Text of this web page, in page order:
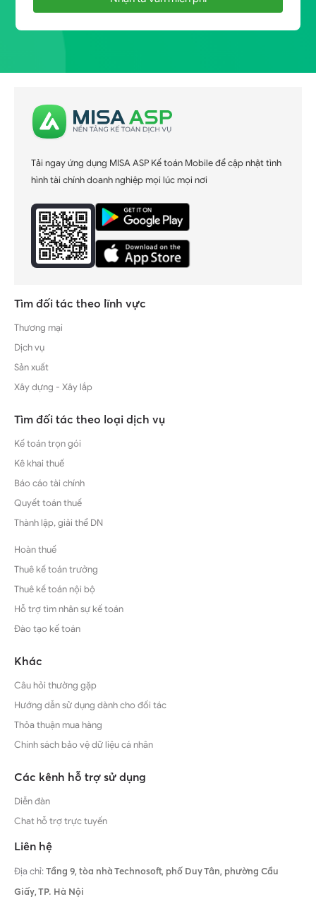
Tải ngay ứng dụng MISA ASP Kế toán Mobile để cập nhật tình
hình tài chính doanh nghiệp mọi lúc mọi nơi
Tìm đối tác theo lĩnh vực
Thương mại
Dịch vụ
Sản xuất
Xây dựng - Xây lắp
Tìm đối tác theo loại dịch vụ
Kế toán trọn gói
Kê khai thuế
Báo cáo tài chính
Quyết toán thuế
Thành lập, giải thể DN
Hoàn thuế
Thuê kế toán trưởng
Thuê kế toán nội bộ
Hỗ trợ tìm nhân sự kế toán
Đào tạo kế toán
Khác
Câu hỏi thường gặp
Hướng dẫn sử dụng dành cho đối tác
Thỏa thuận mua hàng
Chính sách bảo vệ dữ liệu cá nhân
Các kênh hỗ trợ sử dụng
Diễn đàn
Chat hỗ trợ trực tuyến
Liên hệ
Địa chỉ:Tầng 9, tòa nhà Technosoft, phố Duy Tân, phường Cầu
Giấy,TP. Hà Nội